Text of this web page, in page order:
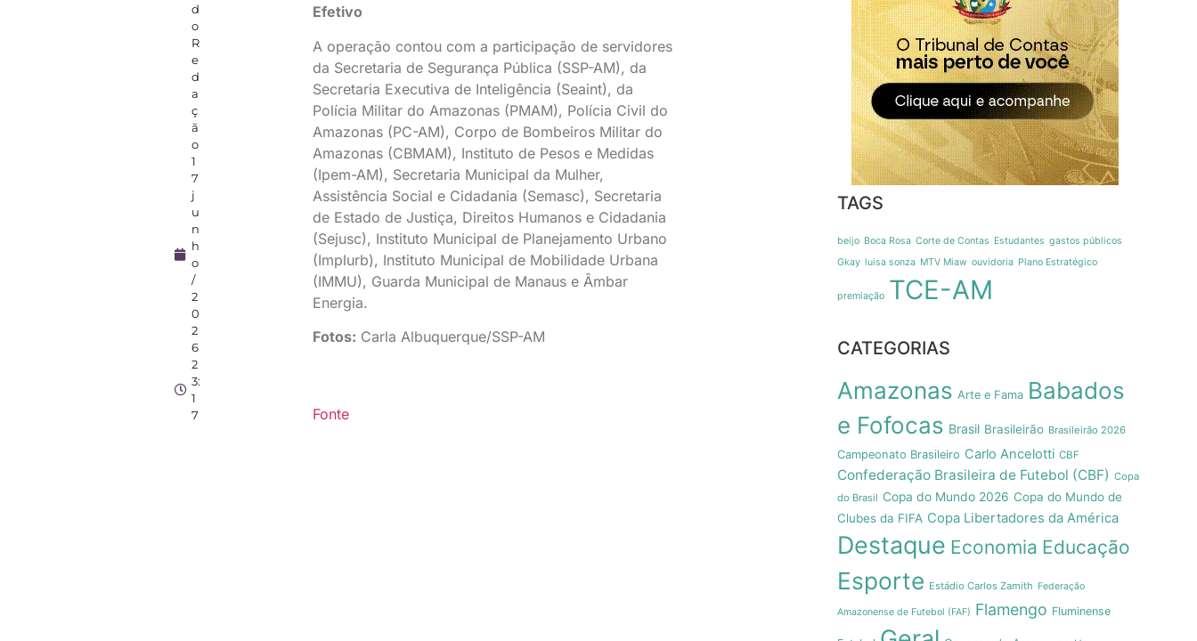
d
o
R
e
d
a
ç
ã
o
1
7
j
u
n
h
o
/
2
0
2
6
2
3:
1
7
Efetivo
A operação contou com a participação de servidores
da Secretaria de Segurança Pública (SSP-AM), da
Secretaria Executiva de Inteligência (Seaint), da
Polícia Militar do Amazonas (PMAM), Polícia Civil do
Amazonas (PC-AM), Corpo de Bombeiros Militar do
Amazonas (CBMAM), Instituto de Pesos e Medidas
(Ipem-AM), Secretaria Municipal da Mulher,
Assistência Social e Cidadania (Semasc), Secretaria
de Estado de Justiça, Direitos Humanos e Cidadania
(Sejusc), Instituto Municipal de Planejamento Urbano
(Implurb), Instituto Municipal de Mobilidade Urbana
(IMMU), Guarda Municipal de Manaus e Âmbar
Energia.
Fotos: Carla Albuquerque/SSP-AM
Fonte
TAGS
beijo Boca Rosa Corte de Contas Estudantes gastos públicos
Gkay luisa sonza MTV Miaw ouvidoria Plano Estratégico
premiação TCE-AM
CATEGORIAS
Amazonas Arte e Fama Babados
e Fofocas Brasil Brasileirão Brasileirão 2026
Campeonato Brasileiro Carlo Ancelotti CBF
Confederação Brasileira de Futebol (CBF) Copa
do Brasil Copa do Mundo 2026 Copa do Mundo de
Clubes da FIFA Copa Libertadores da América
Destaque Economia Educação
Esporte Estádio Carlos Zamith Federação
Amazonense de Futebol (FAF) Flamengo Fluminense